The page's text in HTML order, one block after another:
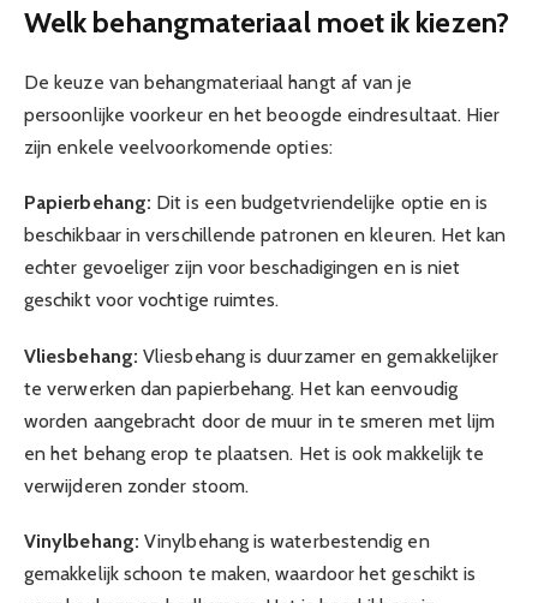
Welk behangmateriaal moet ik kiezen?
De keuze van behangmateriaal hangt af van je
persoonlijke voorkeur en het beoogde eindresultaat. Hier
zijn enkele veelvoorkomende opties:
Papierbehang: Dit is een budgetvriendelijke optie en is
beschikbaar in verschillende patronen en kleuren. Het kan
echter gevoeliger zijn voor beschadigingen en is niet
geschikt voor vochtige ruimtes.
Vliesbehang: Vliesbehang is duurzamer en gemakkelijker
te verwerken dan papierbehang. Het kan eenvoudig
worden aangebracht door de muur in te smeren met lijm
en het behang erop te plaatsen. Het is ook makkelijk te
verwijderen zonder stoom.
Vinylbehang:Vinylbehang is waterbestendig en
gemakkelijk schoon te maken, waardoor het geschikt is